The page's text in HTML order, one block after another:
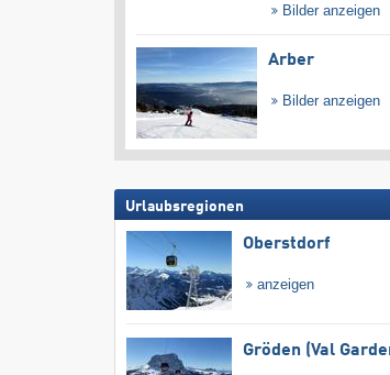
Bilder anzeigen
Arber
Bilder anzeigen
Urlaubsregionen
Oberstdorf
anzeigen
Gröden (Val